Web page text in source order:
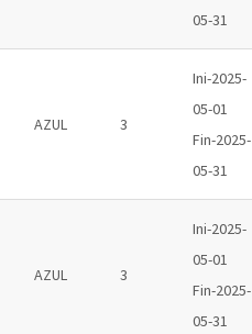
05-31
AZUL 3
Ini-2025-
05-01
Fin-2025-
05-31
AZUL 3
Ini-2025-
05-01
Fin-2025-
05-31